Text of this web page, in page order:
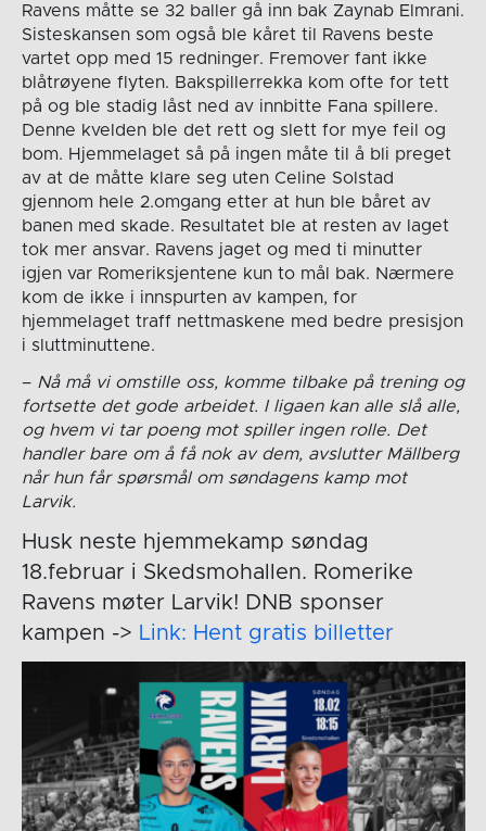
Ravens måtte se 32 baller gå inn bak Zaynab Elmrani.
Sisteskansen som også ble kåret til Ravens beste
vartet opp med 15 redninger. Fremover fant ikke
blåtrøyene flyten. Bakspillerrekka kom ofte for tett
på og ble stadig låst ned av innbitte Fana spillere.
Denne kvelden ble det rett og slett for mye feil og
bom. Hjemmelaget så på ingen måte til å bli preget
av at de måtte klare seg uten Celine Solstad
gjennom hele 2.omgang etter at hun ble båret av
banen med skade. Resultatet ble at resten av laget
tok mer ansvar. Ravens jaget og med ti minutter
igjen var Romeriksjentene kun to mål bak. Nærmere
kom de ikke i innspurten av kampen, for
hjemmelaget traff nettmaskene med bedre presisjon
i sluttminuttene.
– Nå må vi omstille oss, komme tilbake på trening og
fortsette det gode arbeidet. I ligaen kan alle slå alle,
og hvem vi tar poeng mot spiller ingen rolle. Det
handler bare om å få nok av dem, avslutter Mällberg
når hun får spørsmål om søndagens kamp mot
Larvik.
Husk neste hjemmekamp søndag
18.februar i Skedsmohallen. Romerike
Ravens møter Larvik! DNB sponser
kampen -> Link: Hent gratis billetter